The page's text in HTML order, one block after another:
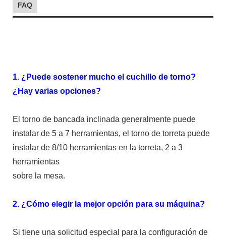
FAQ
1. ¿Puede sostener mucho el cuchillo de torno?
¿Hay varias opciones?
El torno de bancada inclinada generalmente puede
instalar de 5 a 7 herramientas, el torno de torreta puede
instalar de 8/10 herramientas en la torreta, 2 a 3
herramientas
sobre la mesa.
2. ¿Cómo elegir la mejor opción para su máquina?
Si tiene una solicitud especial para la configuración de